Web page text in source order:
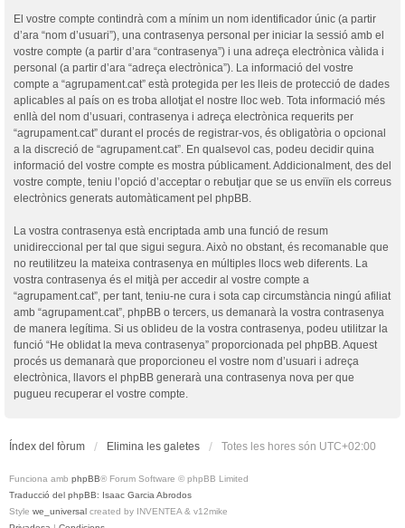
El vostre compte contindrà com a mínim un nom identificador únic (a partir
d’ara “nom d’usuari”), una contrasenya personal per iniciar la sessió amb el
vostre compte (a partir d’ara “contrasenya”) i una adreça electrònica vàlida i
personal (a partir d’ara “adreça electrònica”). La informació del vostre
compte a “agrupament.cat” està protegida per les lleis de protecció de dades
aplicables al país on es troba allotjat el nostre lloc web. Tota informació més
enllà del nom d’usuari, contrasenya i adreça electrònica requerits per
“agrupament.cat” durant el procés de registrar-vos, és obligatòria o opcional
a la discreció de “agrupament.cat”. En qualsevol cas, podeu decidir quina
informació del vostre compte es mostra públicament. Addicionalment, des del
vostre compte, teniu l’opció d’acceptar o rebutjar que se us enviïn els correus
electrònics generats automàticament pel phpBB.
La vostra contrasenya està encriptada amb una funció de resum
unidireccional per tal que sigui segura. Això no obstant, és recomanable que
no reutilitzeu la mateixa contrasenya en múltiples llocs web diferents. La
vostra contrasenya és el mitjà per accedir al vostre compte a
“agrupament.cat”, per tant, teniu-ne cura i sota cap circumstància ningú afiliat
amb “agrupament.cat”, phpBB o tercers, us demanarà la vostra contrasenya
de manera legítima. Si us oblideu de la vostra contrasenya, podeu utilitzar la
funció “He oblidat la meva contrasenya” proporcionada pel phpBB. Aquest
procés us demanarà que proporcioneu el vostre nom d’usuari i adreça
electrònica, llavors el phpBB generarà una contrasenya nova per que
pugueu recuperar el vostre compte.
Índex del fòrum Elimina les galetes Totes les hores són UTC+02:00
Funciona amb phpBB® Forum Software © phpBB Limited
Traducció del phpBB: Isaac Garcia Abrodos
Style we_universal created by INVENTEA & v12mike